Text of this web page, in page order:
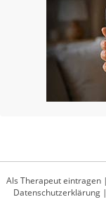
Als Therapeut eintragen |
Datenschutzerklärung|